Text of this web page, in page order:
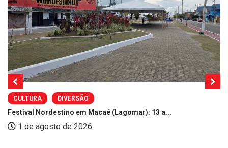
CULTURA DIVERSÃO
Festival Nordestino em Macaé (Lagomar): 13 a...
1 de agosto de 2026